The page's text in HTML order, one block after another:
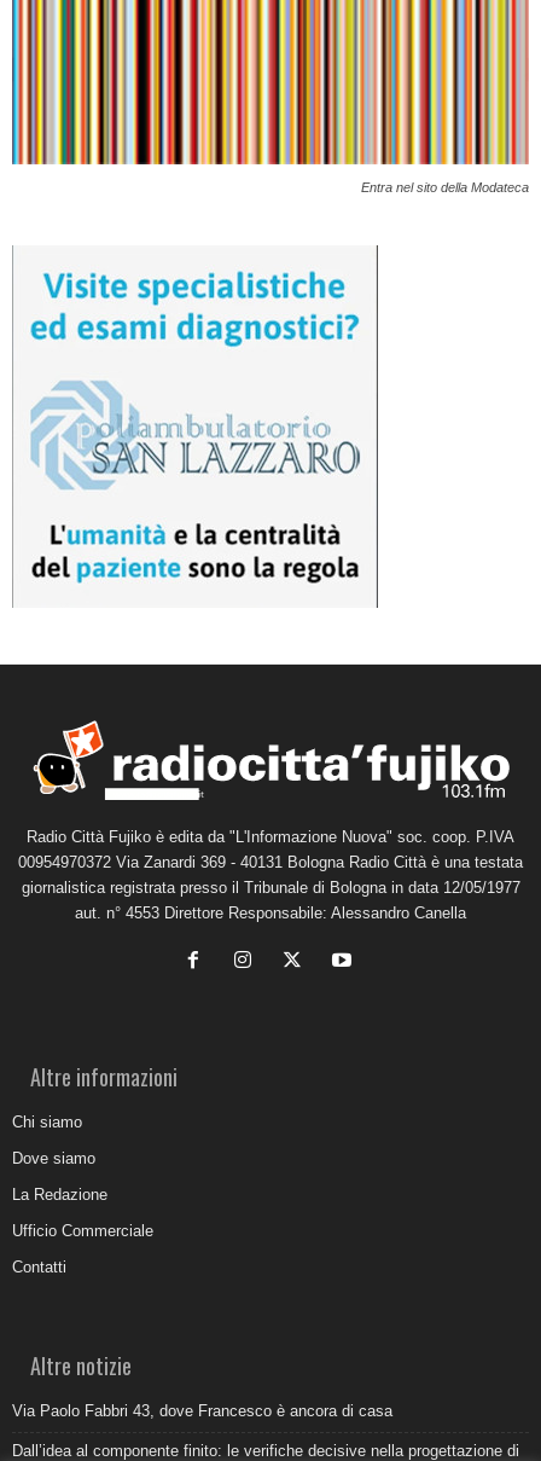
Entra nel sito della Modateca
Radio Città Fujiko è edita da "L'Informazione Nuova" soc. coop. P.IVA
00954970372 Via Zanardi 369 - 40131 Bologna Radio Città è una testata
giornalistica registrata presso il Tribunale di Bologna in data 12/05/1977
aut. n° 4553 Direttore Responsabile: Alessandro Canella
Altre informazioni
Chi siamo
Dove siamo
La Redazione
Ufficio Commerciale
Contatti
Altre notizie
Via Paolo Fabbri 43, dove Francesco è ancora di casa
Dall’idea al componente finito: le verifiche decisive nella progettazione di